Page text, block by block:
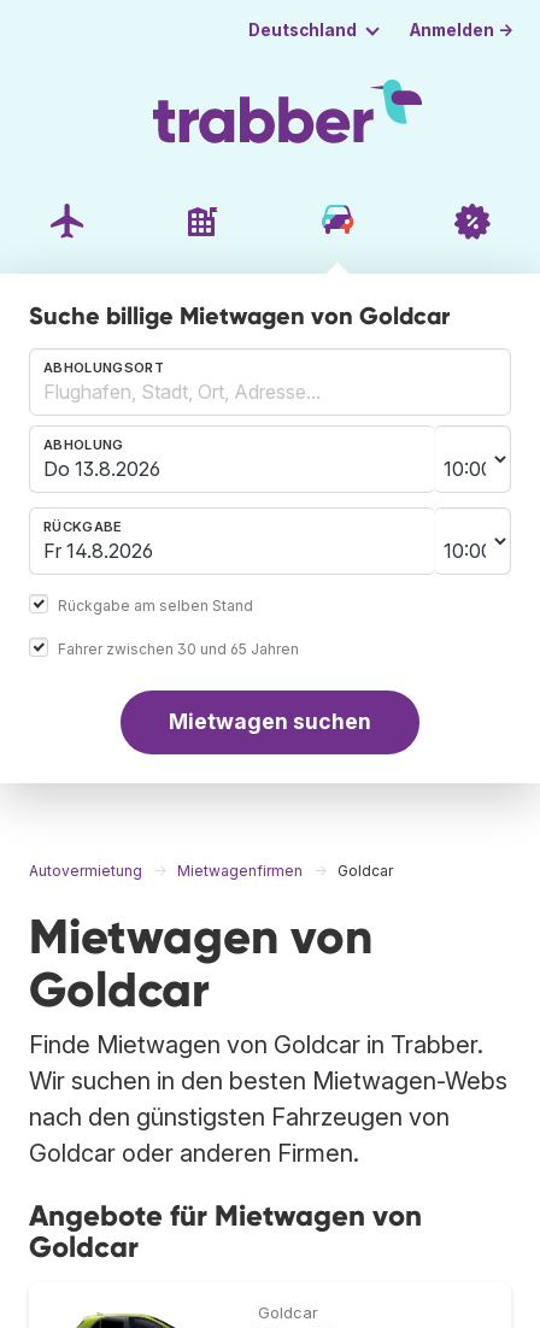
Deutschland Anmelden →
Suche billige Mietwagen von Goldcar
ABHOLUNGSORT
ABHOLUNG
RÜCKGABE
Rückgabe am selben Stand
Fahrer zwischen 30 und 65 Jahren
Mietwagen suchen
Autovermietung Mietwagenfirmen Goldcar
Mietwagen von
Goldcar
Finde Mietwagen von Goldcar in Trabber.
Wir suchen in den besten Mietwagen-Webs
nach den günstigsten Fahrzeugen von
Goldcar oder anderen Firmen.
Angebote für Mietwagen von
Goldcar
Goldcar